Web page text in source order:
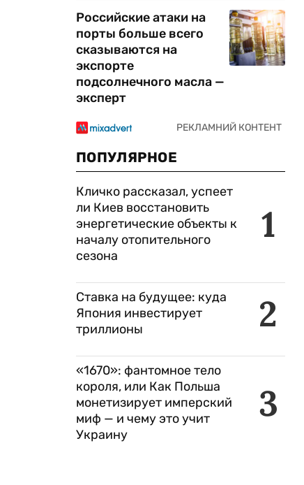
Российские атаки на
порты больше всего
сказываются на
экспорте
подсолнечного масла —
эксперт
ПОПУЛЯРНОЕ
1
Кличко рассказал, успеет
ли Киев восстановить
энергетические объекты к
началу отопительного
сезона
2
Ставка на будущее: куда
Япония инвестирует
триллионы
3
«1670»: фантомное тело
короля, или Как Польша
монетизирует имперский
миф — и чему это учит
Украину